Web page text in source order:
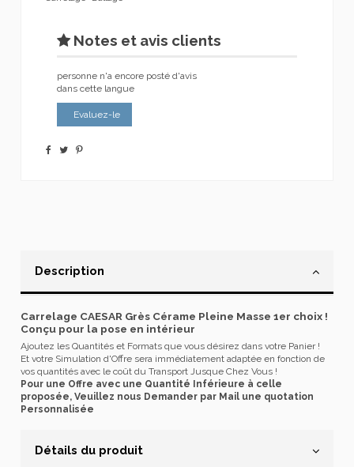
Notes et avis clients
personne n'a encore posté d'avis
dans cette langue
Evaluez-le
Description
Carrelage CAESAR Grès Cérame Pleine Masse 1er choix !
Conçu pour la pose en intérieur
Ajoutez les Quantités et Formats que vous désirez dans votre Panier !
Et votre Simulation d'Offre sera immédiatement adaptée en fonction de
vos quantités avec le coût du Transport Jusque Chez Vous !
Pour une Offre avec une Quantité Inférieure à celle
proposée, Veuillez nous Demander par Mail une quotation
Personnalisée
Détails du produit